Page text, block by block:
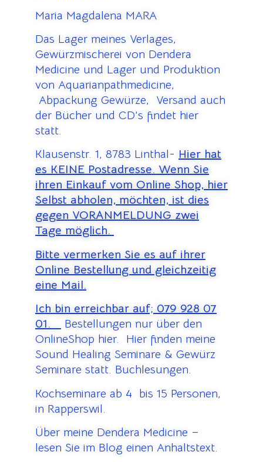
Maria Magdalena MARA
Das Lager meines Verlages,
Gewürzmischerei von Dendera
Medicine und Lager und Produktion
von Aquarianpathmedicine,
Abpackung Gewürze, Versand auch
der Bücher und CD’s findet hier
statt.
Klausenstr. 1, 8783 Linthal- Hier hat
es KEINE Postadresse. Wenn Sie
ihren Einkauf vom Online Shop, hier
Selbst abholen, möchten, ist dies
gegen VORANMELDUNG zwei
Tage möglich.
Bitte vermerken Sie es auf ihrer
Online Bestellung und gleichzeitig
eine Mail.
Ich bin erreichbar auf; 079 928 07
01.
Bestellungen nur über den
OnlineShop hier. Hier finden meine
Sound Healing Seminare & Gewürz
Seminare statt. Buchlesungen.
Kochseminare ab 4 bis 15 Personen,
in Rapperswil.
Über meine Dendera Medicine –
lesen Sie im Blog einen Anhaltstext.